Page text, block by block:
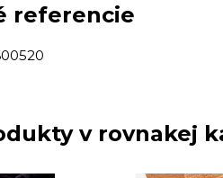
referencie
v rovnakej